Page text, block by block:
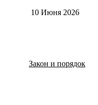
10 Июня 2026
Закон и порядок